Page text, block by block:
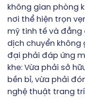
không gian phòng
nơi thể hiện trọn
mỹ tinh tế và đẳng
dịch chuyển không
đại phải đáp ứng
khe: Vừa phải sở
bền bỉ, vừa phải
nghệ thuật trang